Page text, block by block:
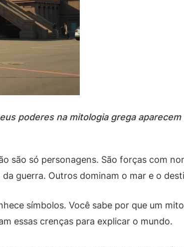
poderes na mitologia grega aparecem
são só personagens. São forças com
guerra. Outros dominam o mar e o
símbolos. Você sabe por que um mito
essas crenças para explicar o mundo.